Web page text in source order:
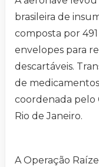
brasileira de
composta por
envelopes para
descartáveis.
de
coordenada pelo
Rio de Janeiro.
A Operação